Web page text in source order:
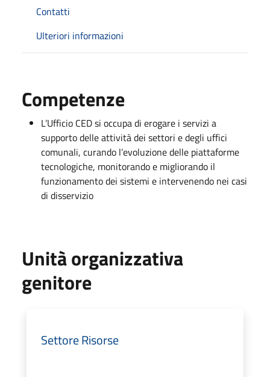
Contatti
Ulteriori informazioni
Competenze
L’Ufficio CED si occupa di erogare i servizi a
supporto delle attività dei settori e degli uffici
comunali, curando l’evoluzione delle piattaforme
tecnologiche, monitorando e migliorando il
funzionamento dei sistemi e intervenendo nei casi
di disservizio
Unità organizzativa
genitore
Settore Risorse